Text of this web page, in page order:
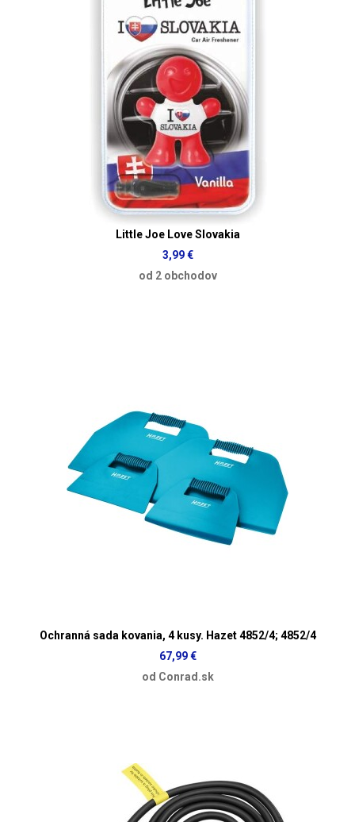
Little Joe Love Slovakia
3,99 €
od 2 obchodov
Ochranná sada kovania, 4 kusy. Hazet 4852/4; 4852/4
67,99 €
od Conrad.sk